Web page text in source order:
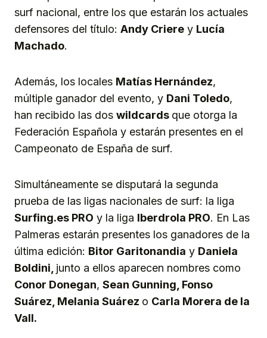
surf nacional, entre los que estarán los actuales
defensores del título: Andy Criere y Lucía
Machado.
Además, los locales Matías Hernández,
múltiple ganador del evento, y Dani Toledo,
han recibido las dos wildcards que otorga la
Federación Española y estarán presentes en el
Campeonato de España de surf.
Simultáneamente se disputará la segunda
prueba de las ligas nacionales de surf: la liga
Surfing.es PRO y la liga Iberdrola PRO. En Las
Palmeras estarán presentes los ganadores de la
última edición: Bitor Garitonandia y Daniela
Boldini, junto a ellos aparecen nombres como
Conor Donegan, Sean Gunning, Fonso
Suárez, Melania Suárez o Carla Morera de la
Vall.